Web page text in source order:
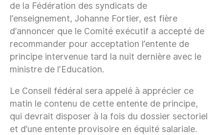
de la Fédération des syndicats de
l’enseignement, Johanne Fortier, est fière
d’annoncer que le Comité exécutif a accepté de
recommander pour acceptation l’entente de
principe intervenue tard la nuit dernière avec le
ministre de l’Education.
Le Conseil fédéral sera appelé à apprécier ce
matin le contenu de cette entente de principe,
qui devrait disposer à la fois du dossier sectoriel
et d’une entente provisoire en équité salariale.